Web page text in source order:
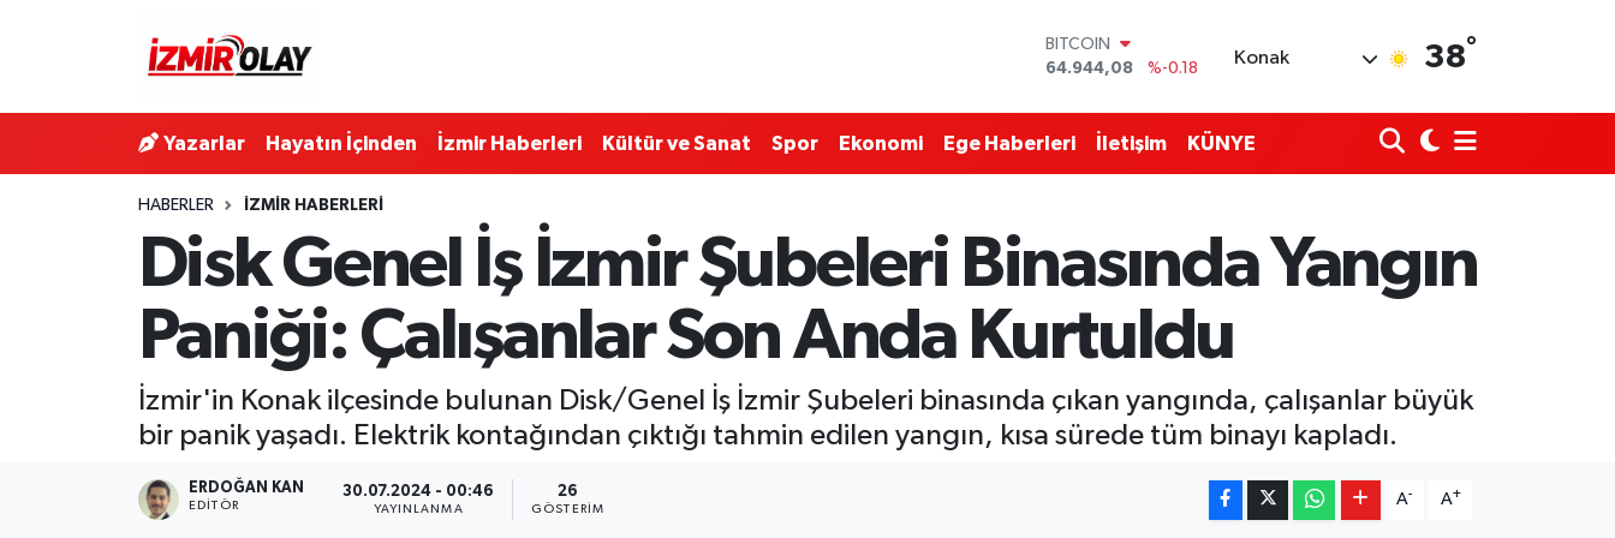
64.944,08
DOLAR
EURO
55,2510
%0.32
BİST100
13.779
%-14
Konak 38°
Yazarlar Hayatın İçinden İzmir Haberleri Kültür ve Sanat Spor Ekonomi Ege Haberleri İletişim KÜNYE
HABERLER İZMIR HABERLERI
Disk Genel İş İzmir Şubeleri Binasında Yangın
Paniği: Çalışanlar Son Anda Kurtuldu
İzmir'in Konak ilçesinde bulunan Disk/Genel İş İzmir Şubeleri binasında çıkan yangında, çalışanlar büyük
bir panik yaşadı. Elektrik kontağından çıktığı tahmin edilen yangın, kısa sürede tüm binayı kapladı.
ERDOĞAN KAN
EDITÖR
30.07.2024 - 00:46
YAYINLANMA
26
GÖSTERIM
A- A+
Konak Trafik Yoğunluk Haritası
Süper Lig Puan Durumu ve Fikstür
Tüm Manşetler
Son Dakika Haberleri
Haber Arşivi